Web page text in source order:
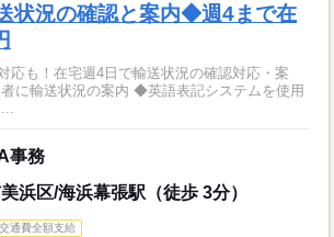
状況の確認と案内◆週4まで在
応も！在宅週4日で輸送状況の確認対応・案
に輸送状況の案内 ◆英語表記システムを使用
事務
浜区/海浜幕張駅（徒歩 3分）
交通費全額支給